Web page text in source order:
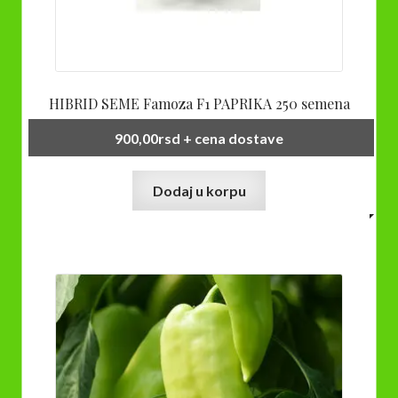
HIBRID SEME Famoza F1 PAPRIKA 250 semena
900,00rsd + cena dostave
Dodaj u korpu